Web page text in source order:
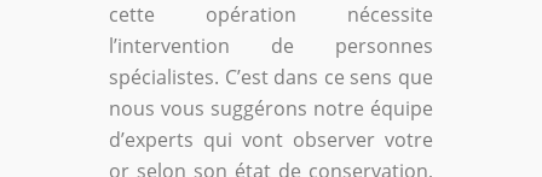
cette opération nécessite
l’intervention de personnes
spécialistes. C’est dans ce sens que
nous vous suggérons notre équipe
d’experts qui vont observer votre
or selon son état de conservation,